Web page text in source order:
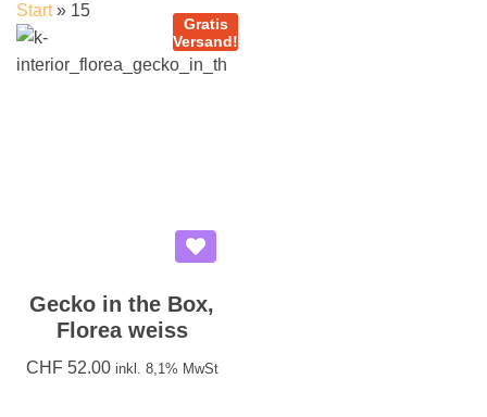
Start» 15
Gratis
Versand!
Gecko in the Box,
Florea weiss
CHF52.00 inkl. 8,1% MwSt